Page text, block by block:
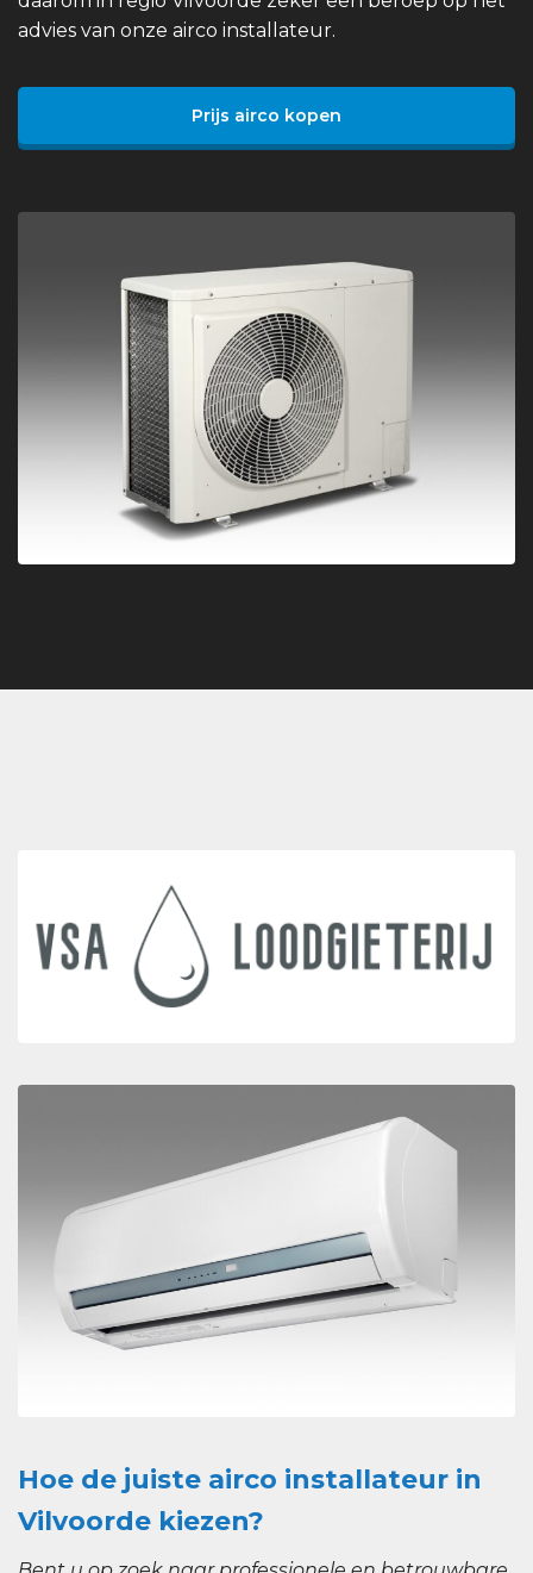
advies van onze airco installateur.
Prijs airco kopen
Hoe de juiste airco installateur in
Vilvoorde kiezen?